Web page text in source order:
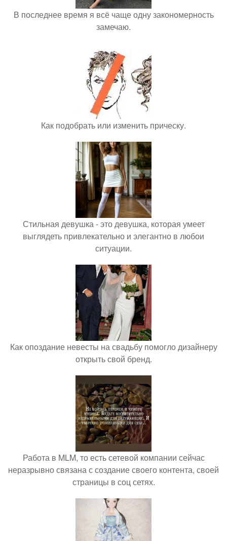
В последнее время я всё чаще одну закономерность
замечаю.
Как подобрать или изменить прическу.
Стильная девушка - это девушка, которая умеет
выглядеть привлекательно и элегантно в любои
ситуации.
Как опоздание невесты на свадьбу помогло дизайнеру
открыть свой бренд.
Работа в MLM, то есть сетевой компании сейчас
неразрывно связана с создание своего контента, своей
страницы в соц сетях.